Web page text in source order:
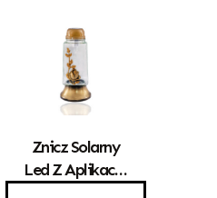
Znicz Solarny
Led Z Aplikacją